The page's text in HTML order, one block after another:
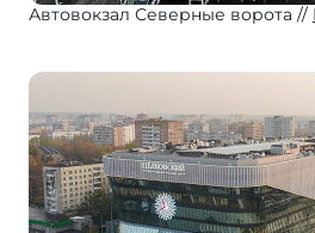
Автовокзал Северные ворота